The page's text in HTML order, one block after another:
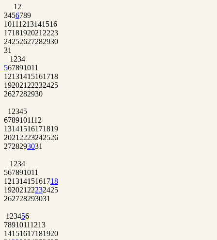
1 2
3456789
10111213141516
1718192021 2223
24252627282930
31
1 234
567891011
12131415161718
192021 22232425
2627282930
1 2345
6789101112
13141516171819
2021 2223242526
2728293031
1 234
567891011
12131415161718
192021 22232425
262728293031
1 23456
78910111213
14151617181920